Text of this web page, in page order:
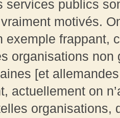
services publics
motivés.
exemple frappant,
organisations
[et
actuellement on
organisations,